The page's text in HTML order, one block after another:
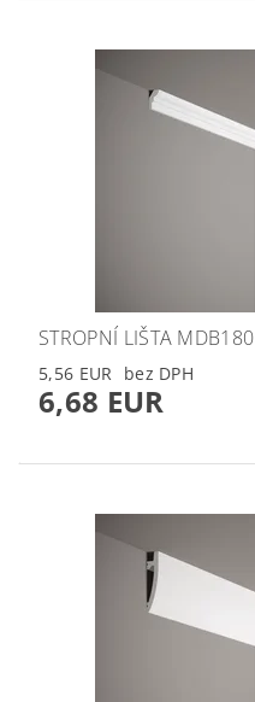
STROPNÍ LIŠTA MDB180
5,56 EUR
6,68 EUR